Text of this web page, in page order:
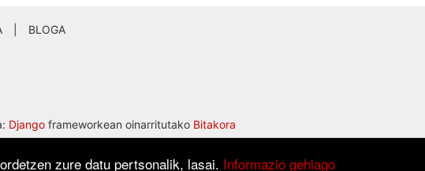
zure datu pertsonalik, lasai. Informazio gehiago
BLOGA
Django frameworkean oinarritutako Bitakora